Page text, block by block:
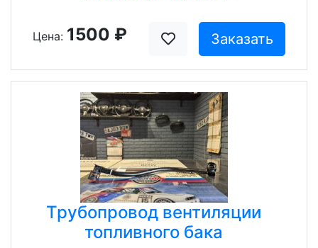
Цена: 1500 ₽ Заказать
Трубопровод вентиляции
топливного бака